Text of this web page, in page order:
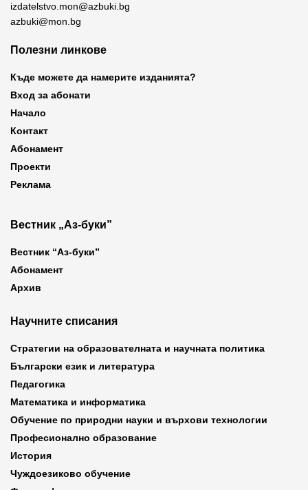
izdatelstvo.mon@azbuki.bg
azbuki@mon.bg
Полезни линкове
Къде можете да намерите изданията?
Вход за абонати
Начало
Контакт
Абонамент
Проекти
Реклама
Вестник „Аз-буки”
Вестник “Аз-буки”
Абонамент
Архив
Научните списания
Стратегии на образователната и научната политика
Български език и литература
Педагогика
Математика и информатика
Обучение по природни науки и върхови технологии
Професионално образование
История
Чуждоезиково обучение